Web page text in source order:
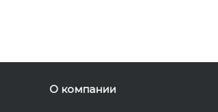
О компании